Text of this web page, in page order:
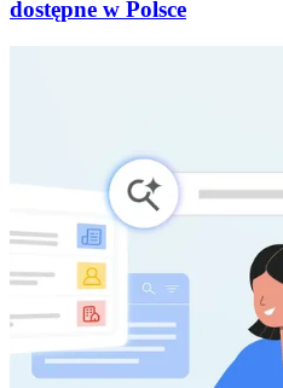
dostępne w Polsce